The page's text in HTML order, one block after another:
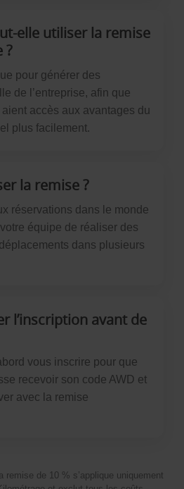
elle utiliser la remise
?
pour générer des
de l’entreprise, afin que
accès aux avantages du
plus facilement.
la remise ?
réservations dans le monde
équipe de réaliser des
dans plusieurs
l’inscription avant de
vous inscrire pour que
recevoir son code AWD et
avec la remise
remise de 10 % s’applique uniquement